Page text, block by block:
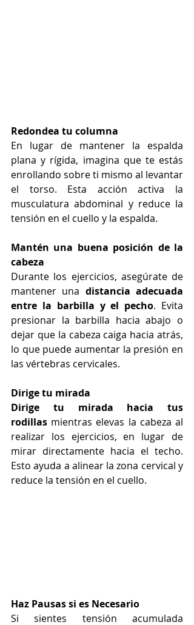
Redondea tu columna
En lugar de mantener la espalda
plana y rígida, imagina que te estás
enrollando sobre ti mismo al levantar
el torso. Esta acción activa la
musculatura abdominal y reduce la
tensión en el cuello y la espalda.
Mantén una buena posición de la
cabeza
Durante los ejercicios, asegúrate de
mantener una distancia adecuada
entre la barbilla y el pecho. Evita
presionar la barbilla hacia abajo o
dejar que la cabeza caiga hacia atrás,
lo que puede aumentar la presión en
las vértebras cervicales.
Dirige tu mirada
Dirige tu mirada hacia tus
rodillas mientras elevas la cabeza al
realizar los ejercicios, en lugar de
mirar directamente hacia el techo.
Esto ayuda a alinear la zona cervical y
reduce la tensión en el cuello.
Haz Pausas si es Necesario
Si sientes tensión acumulada